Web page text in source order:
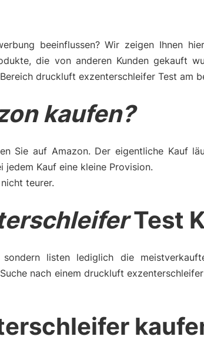
beeinflussen? Wir zeigen Ihnen
die von anderen Kunden gekauft
druckluft exzenterschleifer Test am
kaufen?
Sie auf Amazon. Der eigentliche Kauf
Kauf eine kleine Provision.
teurer.
Test
listen lediglich die
nach einem druckluft